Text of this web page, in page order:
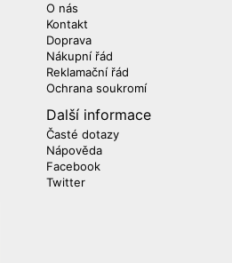
O nás
Kontakt
Doprava
Nákupní řád
Reklamační řád
Ochrana soukromí
Další informace
Časté dotazy
Nápověda
Facebook
Twitter